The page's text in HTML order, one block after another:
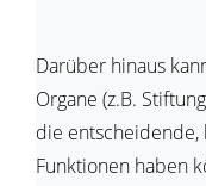
Darüber hinaus
Organe (z.B.
die
Funktionen haben